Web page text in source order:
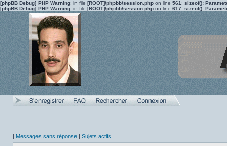
[phpBB Debug] PHP Warning: in file [ROOT]/phpbb/session.php on line 561 : sizeof():
[phpBB Debug] PHP Warning: in file [ROOT]/phpbb/session.php on line 617: sizeof():
| Messages sans réponse | Sujets actifs